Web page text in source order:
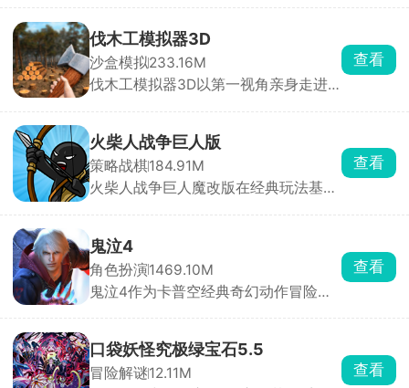
同玩家需求。
战乱不断。玩家扮演初入江湖的侠客，
通过主线与支线任务逐步揭开江湖中的
恩怨情仇与阴谋诡计。游戏拥有超过
120种武功秘籍，剑法、刀法、拳法自
伐木工模拟器3D
沙盒模拟233.16M
伐木工模拟器3D以第一视角亲身走进
斧头、电锯、伐木机等各式各样专业工
具，深入林间砍伐，砍伐完成后，还需
通过车辆将原木安全运输到加工厂进行
切割、处理，一步步从无到有、从零开
查看
火柴人战争巨人版
策略战棋184.91M
火柴人战争巨人魔改版在经典玩法基础
面更震撼、策略更粗暴。开局必须先造
矿工，自动开采金矿，获取黄金，摧毁
敌方的雕像。
查看
鬼泣4
角色扮演1469.10M
鬼泣4作为卡普空经典奇幻动作冒险游
面、酷炫的特效与超爽的打击感著称，
玩家可操控尼禄或但丁，开启一场惊心
动魄的恶魔猎杀之旅。尼禄凭借恶魔右
查看
口袋妖怪究极绿宝石5.5
冒险解谜12.11M
查看